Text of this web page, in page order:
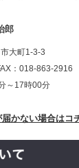
郎
大町1-3-3
：018-863-2916
～17時00分
かない場合はコ